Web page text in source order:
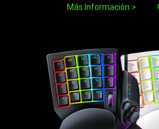
Más Información